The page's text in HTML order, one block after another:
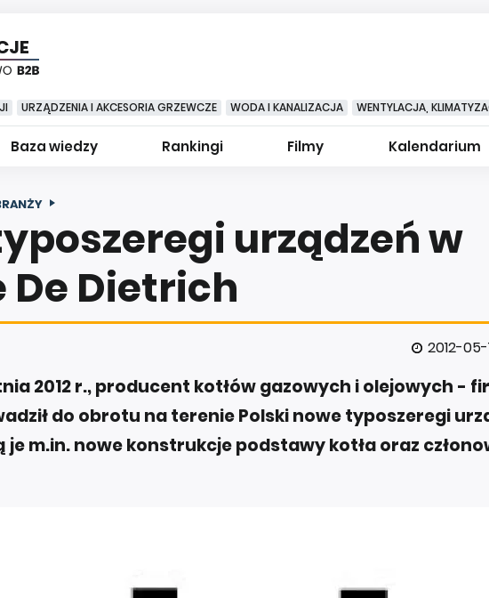
URZĄDZENIA I AKCESORIA GRZEWCZE WODA I KANALIZACJA WENTYLACJA,
Baza wiedzy Rankingi Filmy Kalendarium
urządzeń w
De Dietrich
2012-05-
2012 r., producent kotłów gazowych i olejowych -
do obrotu na terenie Polski nowe typoszeregi
m.in. nowe konstrukcje podstawy kotła oraz